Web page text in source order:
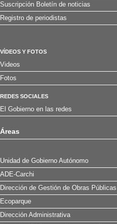
Suscripción Boletín de noticias
Registro de periodistas
VÍDEOS Y FOTOS
Videos
Fotos
REDES SOCIALES
El Gobierno en las redes
Áreas
Unidad de Gobierno Autónomo
ADE-Carchi
Dirección de Gestión de Obras
Ecoparque
Dirección Administrativa